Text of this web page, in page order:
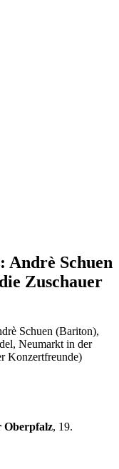
Andrè Schuen
Zuschauer
Oberpfalz, 19.